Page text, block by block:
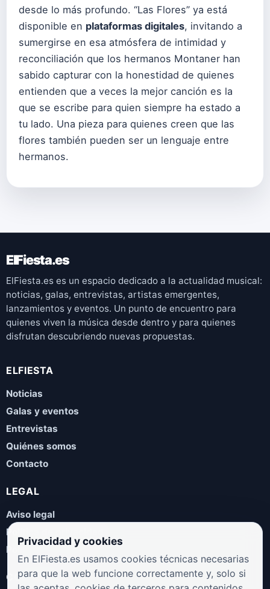
desde lo más profundo. “Las Flores” ya está
disponible en plataformas digitales, invitando a
sumergirse en esa atmósfera de intimidad y
reconciliación que los hermanos Montaner han
sabido capturar con la honestidad de quienes
entienden que a veces la mejor canción es la
que se escribe para quien siempre ha estado a
tu lado. Una pieza para quienes creen que las
flores también pueden ser un lenguaje entre
hermanos.
ElFiesta.es
ElFiesta.es es un espacio dedicado a la actualidad musical:
noticias, galas, entrevistas, artistas emergentes,
lanzamientos y eventos. Un punto de encuentro para
quienes viven la música desde dentro y para quienes
disfrutan descubriendo nuevas propuestas.
ELFIESTA
Noticias
Galas y eventos
Entrevistas
Quiénes somos
Contacto
LEGAL
Aviso legal
Política de privacidad
Política de cookies
COLABORA
Privacidad y cookies
En ElFiesta.es usamos cookies técnicas necesarias
para que la web funcione correctamente y, solo si